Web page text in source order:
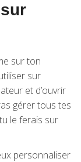
sur ton
sur
et d’ouvrir
gérer tous tes
le ferais sur
personnaliser